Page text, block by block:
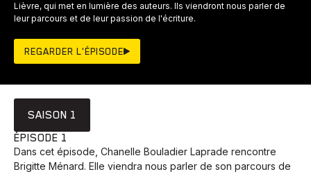
Lièvre, qui met en lumière des auteurs. Ils viendront nous parler de
leur parcours et de leur passion de l'écriture.
REGARDER L'ÉPISODE
SAISON 1
ÉPISODE 1
Dans cet épisode, Chanelle Bouladier Laprade rencontre
Brigitte Ménard. Elle viendra nous parler de son parcours de